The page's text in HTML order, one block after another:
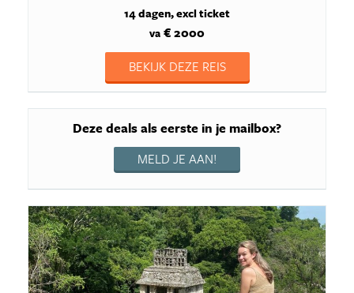
14 dagen excl ticket
va € 2000
BEKIJK DEZE REIS
Deze deals als eerste in je mailbox?
MELD JE AAN!